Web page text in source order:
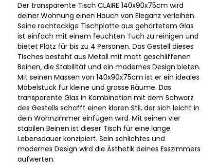
Der transparente Tisch CLAIRE 140x90x75cm wird
deiner Wohnung einen Hauch von Eleganz verleihen.
Seine rechteckige Tischplatte aus gehärtetem Glas
ist einfach mit einem feuchten Tuch zu reinigen und
bietet Platz für bis zu 4 Personen. Das Gestell dieses
Tisches besteht aus Metall mit matt geschliffenen
Beinen, die Stabilität und ein modernes Design bieten.
Mit seinen Massen von 140x90x75cm ist er ein ideales
Möbelstück für kleine und grosse Räume. Das
transparente Glas in Kombination mit dem Schwarz
des Gestells schafft einen klaren Stil, der sich leicht in
dein Wohnzimmer einfügen wird. Mit seinen vier
stabilen Beinen ist dieser Tisch für eine lange
Lebensdauer konzipiert. Sein schlichtes und
modernes Design wird die Ästhetik deines Esszimmers
aufwerten.